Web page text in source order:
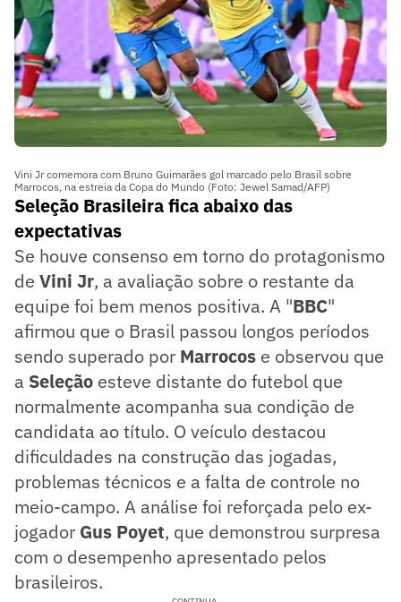
Vini Jr comemora com Bruno Guimarães gol marcado pelo Brasil sobre
Marrocos, na estreia da Copa do Mundo (Foto: Jewel Samad/AFP)
Seleção Brasileira fica abaixo das
expectativas
Se houve consenso em torno do protagonismo
de Vini Jr, a avaliação sobre o restante da
equipe foi bem menos positiva. A "BBC"
afirmou que o Brasil passou longos períodos
sendo superado por Marrocos e observou que
a Seleção esteve distante do futebol que
normalmente acompanha sua condição de
candidata ao título. O veículo destacou
dificuldades na construção das jogadas,
problemas técnicos e a falta de controle no
meio-campo. A análise foi reforçada pelo ex-
jogador Gus Poyet, que demonstrou surpresa
com o desempenho apresentado pelos
brasileiros.